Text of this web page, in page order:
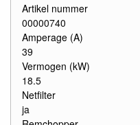
Artikel nummer
00000740
Amperage (A)
39
Vermogen (kW)
18.5
Netfilter
ja